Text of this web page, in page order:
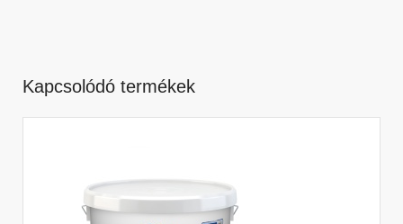
Kapcsolódó termékek